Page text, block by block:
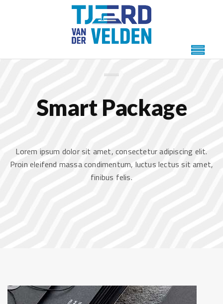
Smart Package
Lorem ipsum dolor sit amet, consectetur adipiscing elit.
Proin eleifend massa condimentum, luctus lectus sit amet,
finibus felis.